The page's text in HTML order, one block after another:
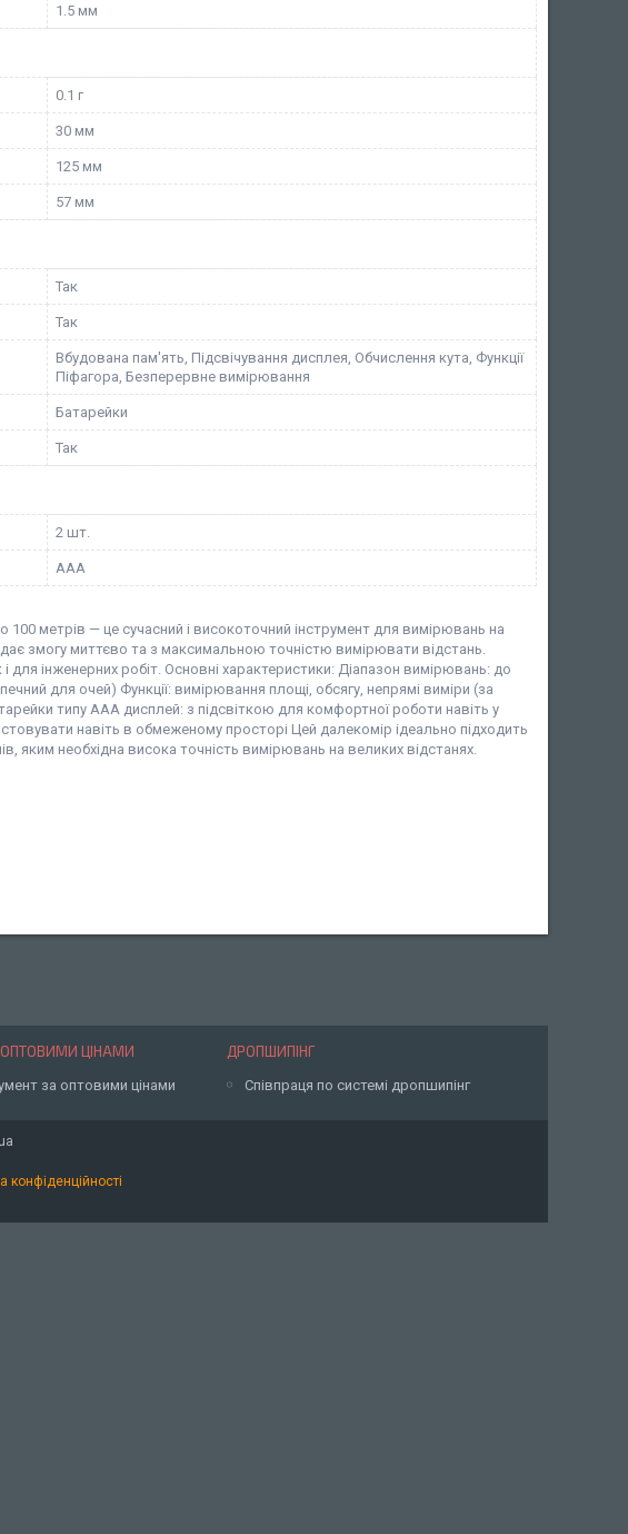
1.5 мм
0.1 г
30 мм
125 мм
57 мм
Так
Так
Вбудована пам'ять, Підсвічування дисплея, Обчислення кута, Функції
Піфагора, Безперервне вимірювання
Батарейки
Так
2 шт.
ААА
метрів — це сучасний і високоточний інструмент для вимірювань на
змогу миттєво та з максимальною точністю вимірювати відстань.
для інженерних робіт. Основні характеристики: Діапазон вимірювань: до
для очей) Функції: вимірювання площі, обсягу, непрямі виміри (за
типу ААА дисплей: з підсвіткою для комфортної роботи навіть у
навіть в обмеженому просторі Цей далекомір ідеально підходить
яким необхідна висока точність вимірювань на великих відстанях.
ОПТОВИМИ ЦІНАМИ
за оптовими цінами
ДРОПШИПІНГ
Співпраця по системі дропшипінг
конфіденційності